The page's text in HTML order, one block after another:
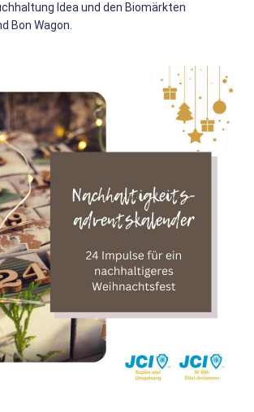
Idea und den Biomärkten
Bon Wagon.